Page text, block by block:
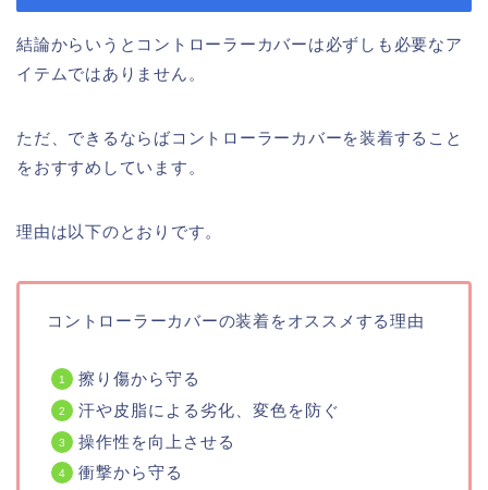
結論からいうとコントローラーカバーは必ずしも必要なア
イテムではありません。
ただ、できるならばコントローラーカバーを装着すること
をおすすめしています。
理由は以下のとおりです。
コントローラーカバーの装着をオススメする理由
擦り傷から守る
汗や皮脂による劣化、変色を防ぐ
操作性を向上させる
衝撃から守る